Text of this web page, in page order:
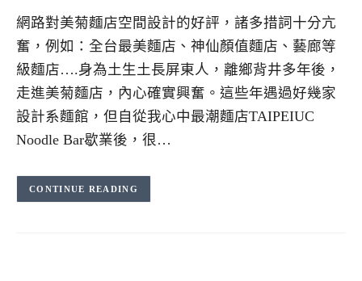
網路對美菊麵店空間設計的好評，諸多措詞十分亢
奮，例如：全台最美麵店、神仙顏值麵店、藝廊等
級麵店….身為土生土長屏東人，離鄉背井多年後，
走進美菊麵店，內心確實興奮。這些年遇過好幾家
設計系麵館，但自從我心中最潮麵店TAIPEIUC
Noodle Bar歇業後，很…
CONTINUE READING